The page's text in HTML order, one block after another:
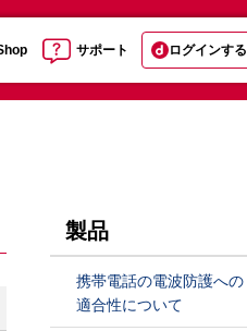
サポート ログインする
製品
携帯電話の電波防護への
適合性について